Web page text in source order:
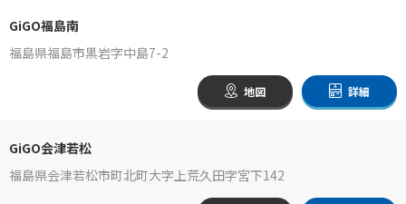
GiGO福島南
福島県福島市黒岩字中島7-2
地図 詳細
GiGO会津若松
福島県会津若松市町北町大字上荒久田字宮下142